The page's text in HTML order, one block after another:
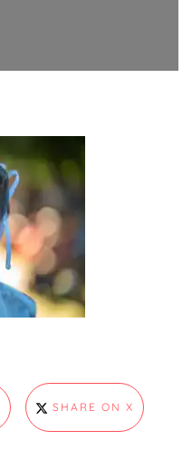
SHARE ON X